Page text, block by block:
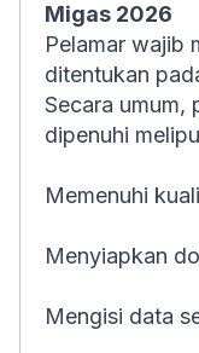
Migas 2026
Pelamar wajib
ditentukan
Secara umum,
dipenuhi
Memenuhi
Menyiapkan
Mengisi data